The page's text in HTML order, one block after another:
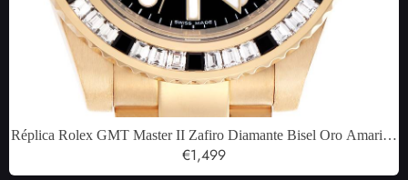
Réplica Rolex GMT Master II Zafiro Diamante Bisel Oro Amarillo
Reloj para Hombre 116748
€1,499